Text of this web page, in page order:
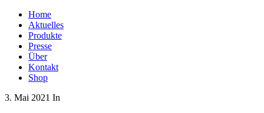
Home
Aktuelles
Produkte
Presse
Über
Kontakt
Shop
3. Mai 2021 In